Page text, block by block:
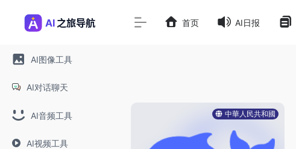
AI图像工具
AI对话聊天
AI音频工具
AI视频工具
首页 AI日报
中華人民共和國